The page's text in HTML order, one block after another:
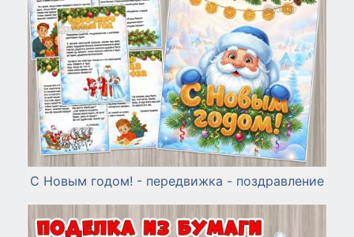
С Новым годом! - передвижка - поздравление